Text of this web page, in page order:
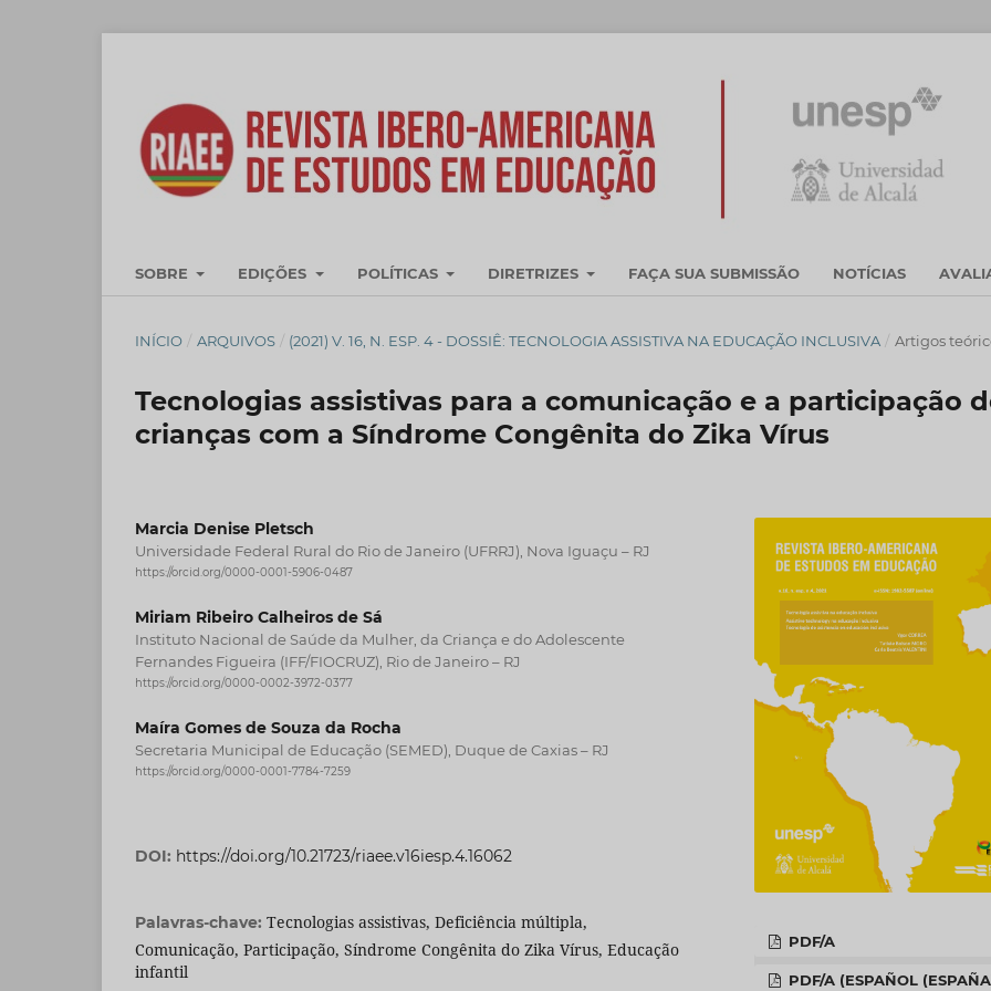
SOBRE EDIÇÕES POLÍTICAS DIRETRIZES FAÇA SUA SUBMISSÃO NOTÍCIAS
INÍCIO / ARQUIVOS / (2021) V. 16, N. ESP. 4 - DOSSIÊ: TECNOLOGIA ASSISTIVA NA EDUCAÇÃO INCLUSIVA / Artigos
Tecnologias assistivas para a comunicação e a participação
crianças com a Síndrome Congênita do Zika Vírus
Marcia Denise Pletsch
Universidade Federal Rural do Rio de Janeiro (UFRRJ), Nova Iguaçu – RJ
https://orcid.org/0000-0001-5906-0487
Miriam Ribeiro Calheiros de Sá
Instituto Nacional de Saúde da Mulher, da Criança e do Adolescente
Fernandes Figueira (IFF/FIOCRUZ), Rio de Janeiro – RJ
https://orcid.org/0000-0002-3972-0377
Maíra Gomes de Souza da Rocha
Secretaria Municipal de Educação (SEMED), Duque de Caxias – RJ
https://orcid.org/0000-0001-7784-7259
DOI: https://doi.org/10.21723/riaee.v16iesp.4.16062
Palavras-chave: Tecnologias assistivas, Deficiência múltipla,
Comunicação, Participação, Síndrome Congênita do Zika Vírus, Educação
infantil
PDF/A
PDF/A (ESPAÑOL